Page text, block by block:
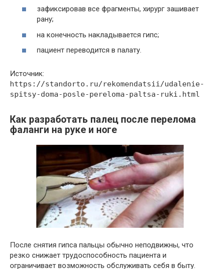
зафиксировав все фрагменты, хирург зашивает
рану;
на конечность накладывается гипс;
пациент переводится в палату.
Источник:
https://standorto.ru/rekomendatsii/udalenie-
spitsy-doma-posle-pereloma-paltsa-ruki.html
Как разработать палец после перелома
фаланги на руке и ноге
После снятия гипса пальцы обычно неподвижны, что
резко снижает трудоспособность пациента и
ограничивает возможность обслуживать себя в быту.